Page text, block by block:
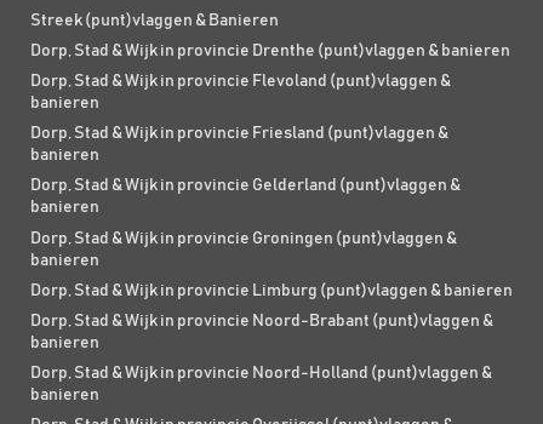
Streek (punt)vlaggen & Banieren
Dorp, Stad & Wijk in provincie Drenthe (punt)vlaggen & banieren
Dorp, Stad & Wijk in provincie Flevoland (punt)vlaggen &
banieren
Dorp, Stad & Wijk in provincie Friesland (punt)vlaggen &
banieren
Dorp, Stad & Wijk in provincie Gelderland (punt)vlaggen &
banieren
Dorp, Stad & Wijk in provincie Groningen (punt)vlaggen &
banieren
Dorp, Stad & Wijk in provincie Limburg (punt)vlaggen & banieren
Dorp, Stad & Wijk in provincie Noord-Brabant (punt)vlaggen &
banieren
Dorp, Stad & Wijk in provincie Noord-Holland (punt)vlaggen &
banieren